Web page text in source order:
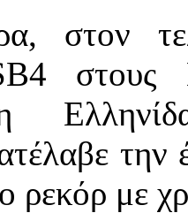
στον
στους
την
ρεκόρ με